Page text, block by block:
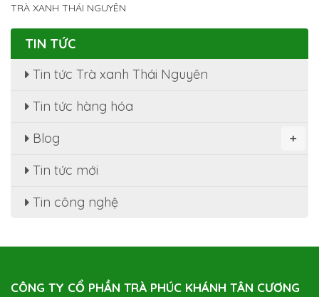
TRÀ XANH THÁI NGUYÊN
TIN TỨC
Tin tức Trà xanh Thái Nguyên
Tin tức hàng hóa
+
Blog
Tin tức mới
Tin công nghệ
CÔNG TY CỔ PHẦN TRÀ PHÚC KHÁNH TÂN CƯƠNG